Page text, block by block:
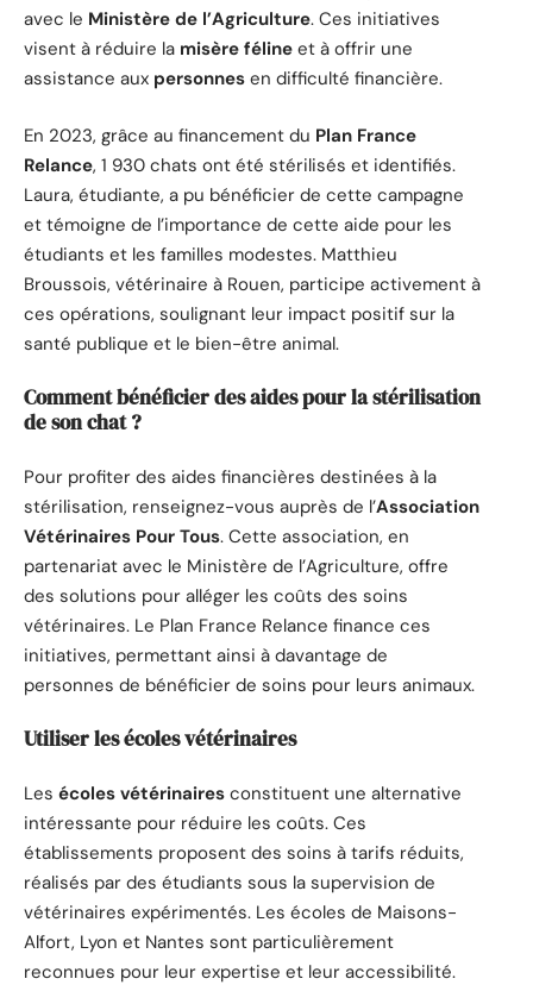
avec le Ministère de l’Agriculture. Ces initiatives
visent à réduire la misère féline et à offrir une
assistance aux personnes en difficulté financière.
En 2023, grâce au financement du Plan France
Relance, 1 930 chats ont été stérilisés et identifiés.
Laura, étudiante, a pu bénéficier de cette campagne
et témoigne de l’importance de cette aide pour les
étudiants et les familles modestes. Matthieu
Broussois, vétérinaire à Rouen, participe activement à
ces opérations, soulignant leur impact positif sur la
santé publique et le bien-être animal.
Comment bénéficier des aides pour la stérilisation
de son chat ?
Pour profiter des aides financières destinées à la
stérilisation, renseignez-vous auprès de l’Association
Vétérinaires Pour Tous. Cette association, en
partenariat avec le Ministère de l’Agriculture, offre
des solutions pour alléger les coûts des soins
vétérinaires. Le Plan France Relance finance ces
initiatives, permettant ainsi à davantage de
personnes de bénéficier de soins pour leurs animaux.
Utiliser les écoles vétérinaires
Les écoles vétérinaires constituent une alternative
intéressante pour réduire les coûts. Ces
établissements proposent des soins à tarifs réduits,
réalisés par des étudiants sous la supervision de
vétérinaires expérimentés. Les écoles de Maisons-
Alfort, Lyon et Nantes sont particulièrement
reconnues pour leur expertise et leur accessibilité.